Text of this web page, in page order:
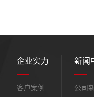
企业实力
客户案例
新闻
公司